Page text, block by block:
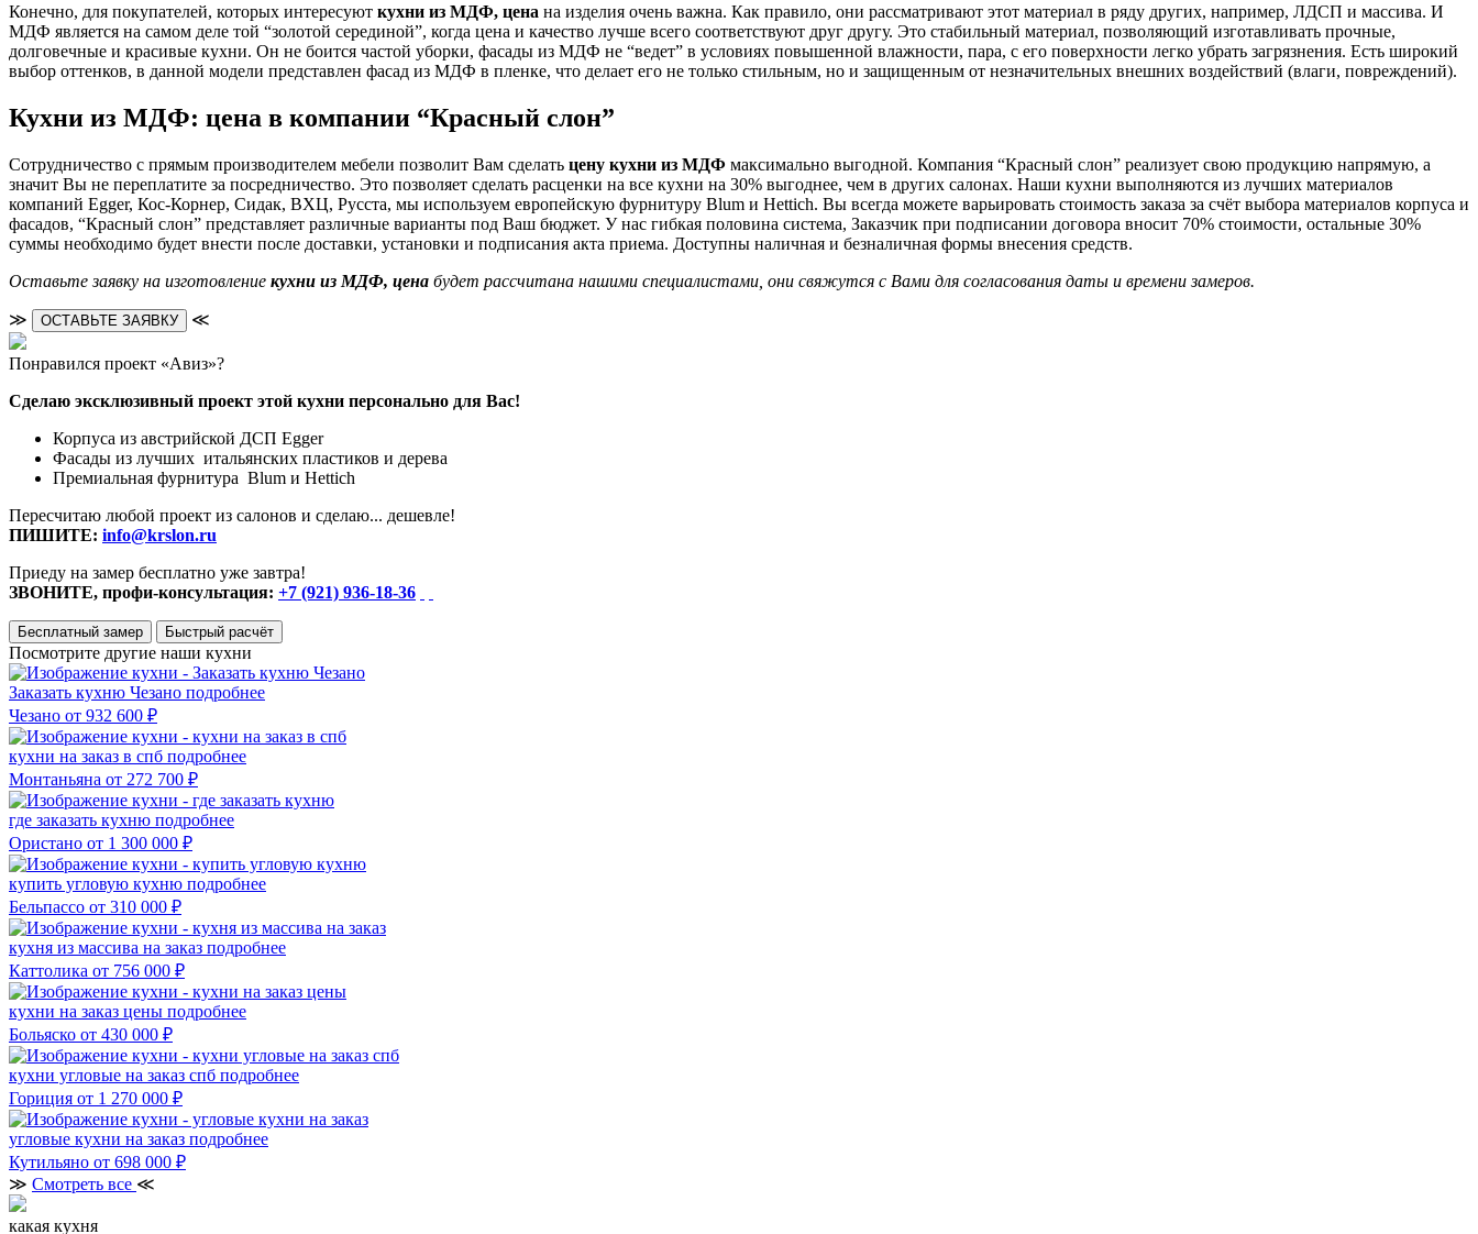
Конечно, для покупателей, которых интересуют кухни из МДФ, цена на изделия очень важна. Как правило, они рассматривают этот материал в ряду других, например, ЛДСП и массива. И
МДФ является на самом деле той “золотой серединой”, когда цена и качество лучше всего соответствуют друг другу. Это стабильный материал, позволяющий изготавливать прочные,
долговечные и красивые кухни. Он не боится частой уборки, фасады из МДФ не “ведет” в условиях повышенной влажности, пара, с его поверхности легко убрать загрязнения. Есть широкий
выбор оттенков, в данной модели представлен фасад из МДФ в пленке, что делает его не только стильным, но и защищенным от незначительных внешних воздействий (влаги, повреждений).
Кухни из МДФ: цена в компании “Красный слон”
Сотрудничество с прямым производителем мебели позволит Вам сделать цену кухни из МДФ максимально выгодной. Компания “Красный слон” реализует свою продукцию напрямую, а
значит Вы не переплатите за посредничество. Это позволяет сделать расценки на все кухни на 30% выгоднее, чем в других салонах. Наши кухни выполняются из лучших материалов
компаний Egger, Кос-Корнер, Сидак, ВХЦ, Русста, мы используем европейскую фурнитуру Blum и Hettich. Вы всегда можете варьировать стоимость заказа за счёт выбора материалов корпуса и
фасадов, “Красный слон” представляет различные варианты под Ваш бюджет. У нас гибкая половина система, Заказчик при подписании договора вносит 70% стоимости, остальные 30%
суммы необходимо будет внести после доставки, установки и подписания акта приема. Доступны наличная и безналичная формы внесения средств.
Оставьте заявку на изготовление кухни из МДФ, цена будет рассчитана нашими специалистами, они свяжутся с Вами для согласования даты и времени замеров.
≫ ОСТАВЬТЕ ЗАЯВКУ ≪
Понравился проект «Авиз»?
Сделаю эксклюзивный проект этой кухни персонально для Вас!
Корпуса из австрийской ДСП Egger
Фасады из лучших итальянских пластиков и дерева
Премиальная фурнитура Blum и Hettich
Пересчитаю любой проект из салонов и сделаю... дешевле!
ПИШИТЕ: info@krslon.ru
Приеду на замер бесплатно уже завтра!
ЗВОНИТЕ, профи-консультация: +7 (921) 936-18-36
Бесплатный замер Быстрый расчёт
Посмотрите другие наши кухни
Заказать кухню Чезано подробнее
Чезано от 932 600 ₽
кухни на заказ в спб подробнее
Монтаньяна от 272 700 ₽
где заказать кухню подробнее
Ористано от 1 300 000 ₽
купить угловую кухню подробнее
Бельпассо от 310 000 ₽
кухня из массива на заказ подробнее
Каттолика от 756 000 ₽
кухни на заказ цены подробнее
Больяско от 430 000 ₽
кухни угловые на заказ спб подробнее
Гориция от 1 270 000 ₽
угловые кухни на заказ подробнее
Кутильяно от 698 000 ₽
≫ Смотреть все ≪
какая кухня